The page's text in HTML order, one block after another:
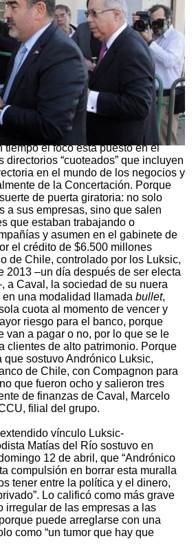
tiempo el foco está puesto en el
directorios “cuoteados” que incluyen
en el mundo de los negocios y
de la Concertación. Porque
de puerta giratoria: no solo
a sus empresas, sino que salen
que estaban trabajando o
y asumen en el gabinete de
el crédito de $6.500 millones
de Chile, controlado por los Luksic,
2013 –un día después de ser electa
a Caval, la sociedad de su nuera
una modalidad llamada bullet,
cuota al momento de vencer y
riesgo para el banco, porque
van a pagar o no, por lo que se le
clientes de alto patrimonio. Porque
que sostuvo Andrónico Luksic,
de Chile, con Compagnon para
que fueron ocho y salieron tres
de finanzas de Caval, Marcelo
filial del grupo.
vínculo Luksic-
Matías del Río sostuvo en
12 de abril, que “Andrónico
compulsión en borrar esta muralla
tener entre la política y el dinero,
Lo calificó como más grave
irregular de las empresas a las
puede arreglarse con una
como “un tumor que hay que